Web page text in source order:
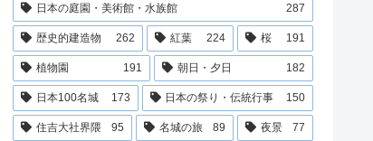
日本の庭園・美術館・水族館 287
歴史的建造物 262 紅葉 224 桜 191
植物園 191 朝日・夕日 182
日本100名城 173 日本の祭り・伝統行事 150
住吉大社界隈 95 名城の旅 89 夜景 77